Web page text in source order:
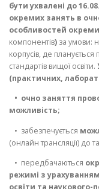
бути ухвалені до
окремих занять в
особливостей
компонентів) за умови:
корпусів, де
стандартів вищої освіти.
(практичних,
• очно заняття
можливість;
• забезпечується
(онлайн трансляції) до
• передбачаються
режимі з
освіти та наукового-